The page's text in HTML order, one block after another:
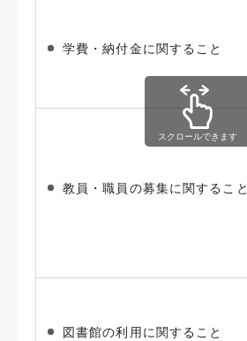
学費・納付金に関すること
教員・職員の募集に関すること
図書館の利用に関すること
スクロールできます